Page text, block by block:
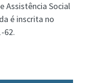
Assistência Social
é inscrita no
62.